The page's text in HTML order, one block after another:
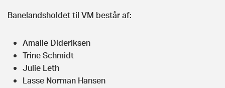
Banelandsholdet til VM består af:
Amalie Dideriksen
Trine Schmidt
Julie Leth
Lasse Norman Hansen